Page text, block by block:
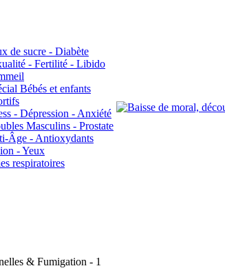
de sucre - Diabète
- Fertilité - Libido
Bébés et enfants
- Dépression - Anxiété
Masculins - Prostate
Âge - Antioxydants
- Yeux
respiratoires